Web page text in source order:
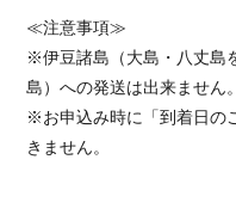
≪注意事項≫
※伊豆諸島（大島・八丈島
島）への発送は出来ません。
※お申込み時に「到着日の
きません。